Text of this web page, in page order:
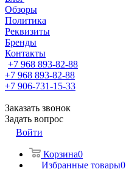
Обзоры
Политика
Реквизиты
Бренды
Контакты
+7 968 893-82-88
+7 968 893-82-88
+7 906-731-15-33
Заказать звонок
Задать вопрос
Войти
Корзина0
Избранные товары0